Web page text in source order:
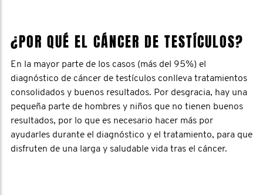
¿POR QUÉ EL CÁNCER DE TESTÍCULOS?
En la mayor parte de los casos (más del 95%) el
diagnóstico de cáncer de testículos conlleva tratamientos
consolidados y buenos resultados. Por desgracia, hay una
pequeña parte de hombres y niños que no tienen buenos
resultados, por lo que es necesario hacer más por
ayudarles durante el diagnóstico y el tratamiento, para que
disfruten de una larga y saludable vida tras el cáncer.